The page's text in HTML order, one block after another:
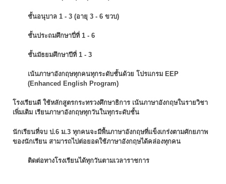
ชั้นอนุบาล 1 - 3 (อายุ 3 - 6 ขวบ)
ชั้นประถมศึกษาปี่ที่ 1 - 6
ชั้นมัธยมศึกษาปีที่ 1 - 3
เน้นภาษาอังกฤษทุกคนทุกระดับชั้นด้วย โปรแกรม EEP
(Enhanced English Program)
โรงเรียนดี ใช้หลักสูตรกระทรวงศึกษาธิการ เน้นภาษาอังกฤษในรายวิชา
เพิ่มเติม เรียนภาษาอังกฤษทุกวันในทุกระดับชั้น
นักเรียนที่จบ ป.6 ม.3 ทุกคนจะมีพื้นภาษาอังกฤษที่แข็งเกร่งตามศักยภาพ
ของนักเรียน สามารถไปต่อยอดใช้ภาษาอังกฤษได้คล่องทุกคน
ติดต่อทางโรงเรียนได้ทุกวันตามเวลาราชการ